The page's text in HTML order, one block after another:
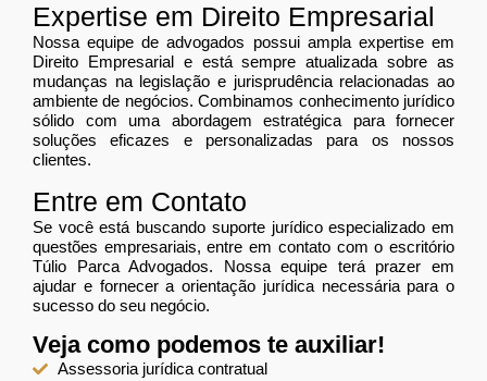
Expertise em Direito Empresarial
Nossa equipe de advogados possui ampla expertise em
Direito Empresarial e está sempre atualizada sobre as
mudanças na legislação e jurisprudência relacionadas ao
ambiente de negócios. Combinamos conhecimento jurídico
sólido com uma abordagem estratégica para fornecer
soluções eficazes e personalizadas para os nossos
clientes.
Entre em Contato
Se você está buscando suporte jurídico especializado em
questões empresariais, entre em contato com o escritório
Túlio Parca Advogados. Nossa equipe terá prazer em
ajudar e fornecer a orientação jurídica necessária para o
sucesso do seu negócio.
Veja como podemos te auxiliar!
Assessoria jurídica contratual